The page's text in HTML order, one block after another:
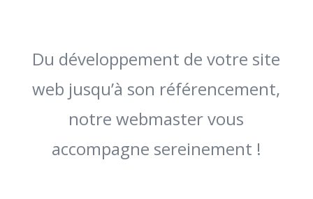
Du développement de votre site
web jusqu’à son référencement,
notre webmaster vous
accompagne sereinement !